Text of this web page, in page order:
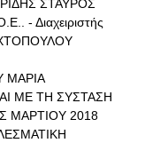
ΣΤΑΥΡΟΣ
- Διαχειριστής
ΜΑΡΙΑ
ΜΕ ΤΗ ΣΥΣΤΑΣΗ
ΜΑΡΤΙΟΥ 2018